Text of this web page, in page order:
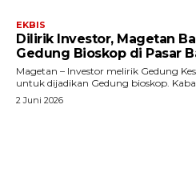
EKBIS
Dilirik Investor, Magetan
Gedung Bioskop di Pasar
Magetan – Investor melirik Gedung
untuk dijadikan Gedung
2 Juni 2026